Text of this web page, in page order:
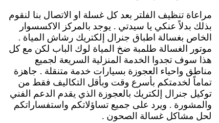
مراعاة تنظيف الفلتر بعد كل غسلة او الاتصال بنا لنقوم
بذلك بدلاً عنكي يا سيدتي . يوجد بالمركز الاكسسوار
الخاص بغسالة اطباق جنرال إلكتريك رشاش المياة .
موتور الغسالة طلمبة ضخ المياة لوك الباب لكن مع كل
هذا سوف تجدوا الخدمة المنزلية السريعة لجميع
مناطق واحياء العجوزة بسيارات خدمة متنقلة . جاهزة
تماماً لخدمتكم بأسرع وقت وبأقل التكاليف فقط من
توكيل جنرال إلكتريك بالعجوزة الذي يقدم الدعم الفني
والمشورة . ويرد على جميع تساؤلاتكم واستفساراتكم
لحل مشاكل غسالة الصحون .